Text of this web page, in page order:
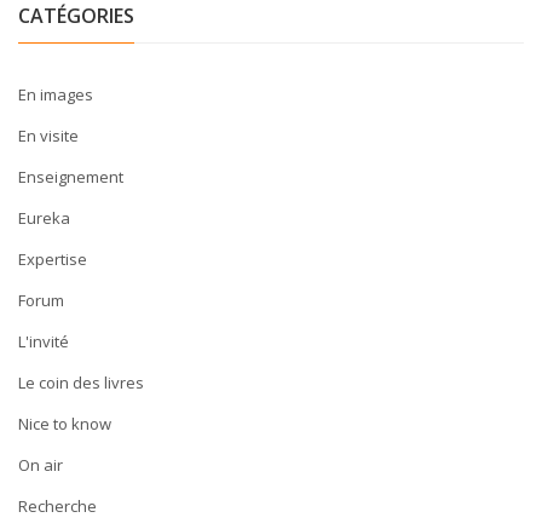
CATÉGORIES
En images
En visite
Enseignement
Eureka
Expertise
Forum
L'invité
Le coin des livres
Nice to know
On air
Recherche